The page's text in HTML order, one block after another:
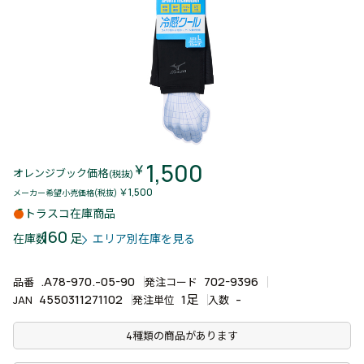
オレンジブック価格(税抜) ￥ 1,500
メーカー希望小売価格(税抜) ￥1,500
トラスコ在庫商品
在庫数160 足 エリア別在庫を見る
品番 .A78-970.-05-90 発注コード 702-9396
JAN 4550311271102 発注単位 1足 入数 -
4種類の商品があります